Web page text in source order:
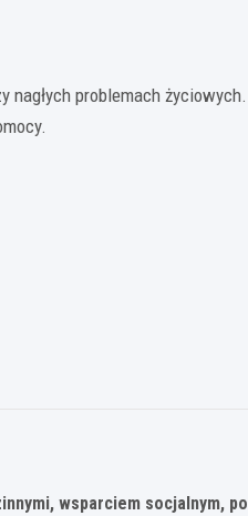
problemach
wsparciem socjalnym,